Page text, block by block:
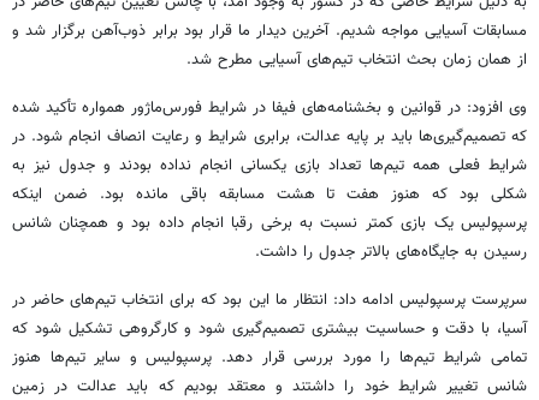
مسابقات آسیایی مواجه شدیم. آخرین دیدار ما قرار بود برابر ذوب‌آهن برگزار شد و
از همان زمان بحث انتخاب تیم‌های آسیایی مطرح شد.
وی افزود: در قوانین و بخشنامه‌های فیفا در شرایط فورس‌ماژور همواره تأکید شده
که تصمیم‌گیری‌ها باید بر پایه عدالت، برابری شرایط و رعایت انصاف انجام شود. در
شرایط فعلی همه تیم‌ها تعداد بازی یکسانی انجام نداده بودند و جدول نیز به
شکلی بود که هنوز هفت تا هشت مسابقه باقی مانده بود. ضمن اینکه
پرسپولیس یک بازی کمتر نسبت به برخی رقبا انجام داده بود و همچنان شانس
رسیدن به جایگاه‌های بالاتر جدول را داشت.
سرپرست پرسپولیس ادامه داد: انتظار ما این بود که برای انتخاب تیم‌های حاضر در
آسیا، با دقت و حساسیت بیشتری تصمیم‌گیری شود و کارگروهی تشکیل شود که
تمامی شرایط تیم‌ها را مورد بررسی قرار دهد. پرسپولیس و سایر تیم‌ها هنوز
شانس تغییر شرایط خود را داشتند و معتقد بودیم که باید عدالت در زمین